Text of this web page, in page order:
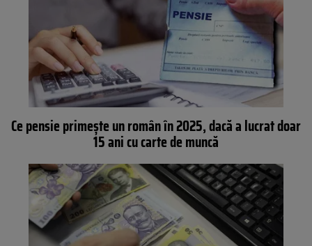
Ce pensie primește un român în 2025, dacă a lucrat doar
15 ani cu carte de muncă